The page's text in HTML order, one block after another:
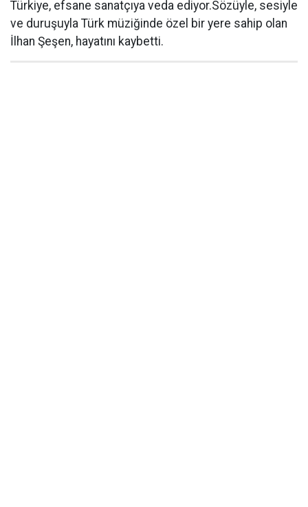
Türkiye, efsane sanatçıya veda ediyor.Sözüyle, sesiyle
ve duruşuyla Türk müziğinde özel bir yere sahip olan
İlhan Şeşen, hayatını kaybetti.